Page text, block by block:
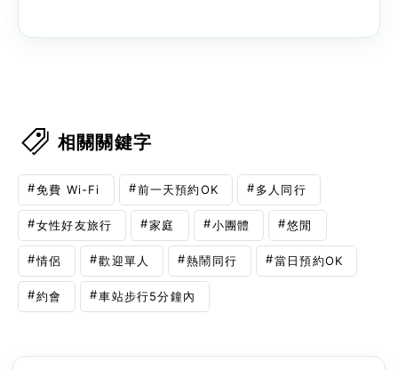
相關關鍵字
免費 Wi-Fi 前一天預約OK 多人同行
女性好友旅行 家庭 小團體 悠閒
情侶 歡迎單人 熱鬧同行 當日預約OK
約會 車站步行5分鐘內